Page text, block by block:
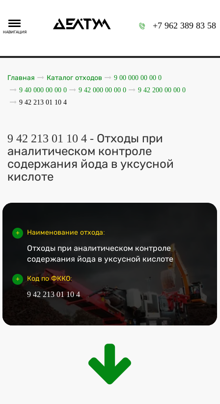
НАВИГАЦИЯ
+7 962 389 83 58
Главная Каталог отходов
9 00 000 00 00 0
9 40 000 00 00 0
9 42 000 00 00 0
9 42 200 00 00 0
9 42 213 01 10 4
9 42 213 01 10 4 - Отходы при
аналитическом контроле
содержания йода в уксусной
кислоте
Наименование отхода:
Отходы при аналитическом контроле
содержания йода в уксусной кислоте
Код по ФККО:
9 42 213 01 10 4